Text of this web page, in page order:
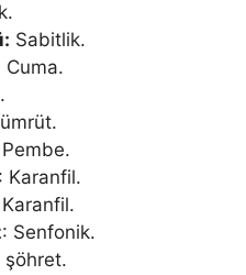
Sabitlik.
Cuma.
: Karanfil.
: Senfonik.
şöhret.